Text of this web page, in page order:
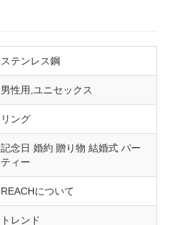
ステンレス鋼
男性用,ユニセックス
リング
記念日 婚約 贈り物 結婚式 パー
ティー
REACHについて
トレンド